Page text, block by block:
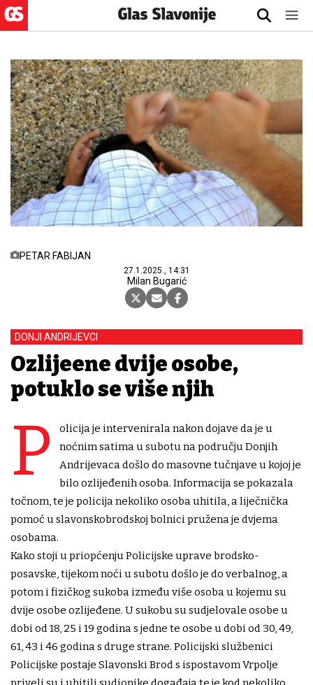
PETAR FABIJAN
27.1.2025., 14:31
Milan Bugarić
DONJI ANDRIJEVCI
Ozlijeđene dvije osobe,
potuklo se više njih
P
olicija je intervenirala nakon dojave da je u
noćnim satima u subotu na području Donjih
Andrijevaca došlo do masovne tučnjave u kojoj je
bilo ozlijeđenih osoba. Informacija se pokazala
točnom, te je policija nekoliko osoba uhitila, a liječnička
pomoć u slavonskobrodskoj bolnici pružena je dvjema
osobama.
Kako stoji u priopćenju Policijske uprave brodsko-
posavske, tijekom noći u subotu došlo je do verbalnog, a
potom i fizičkog sukoba između više osoba u kojemu su
dvije osobe ozlijeđene. U sukobu su sudjelovale osobe u
dobi od 18, 25 i 19 godina s jedne te osobe u dobi od 30, 49,
61, 43 i 46 godina s druge strane. Policijski službenici
Policijske postaje Slavonski Brod s ispostavom Vrpolje